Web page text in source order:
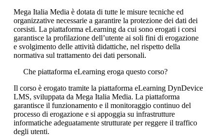
Mega Italia Media è dotata di tutte le misure tecniche ed
organizzative necessarie a garantire la protezione dei dati dei
corsisti. La piattaforma eLearning da cui sono erogati i corsi
garantisce la profilazione dell’utente ai soli fini di erogazione
e svolgimento delle attività didattiche, nel rispetto della
normativa sul trattamento dei dati personali.
Che piattaforma eLearning eroga questo corso?
Il corso è erogato tramite la piattaforma eLearning DynDevice
LMS, sviluppata da Mega Italia Media. La piattaforma
garantisce il funzionamento e il monitoraggio continuo del
processo di erogazione e si appoggia su infrastrutture
informatiche adeguatamente strutturate per reggere il traffico
degli utenti.